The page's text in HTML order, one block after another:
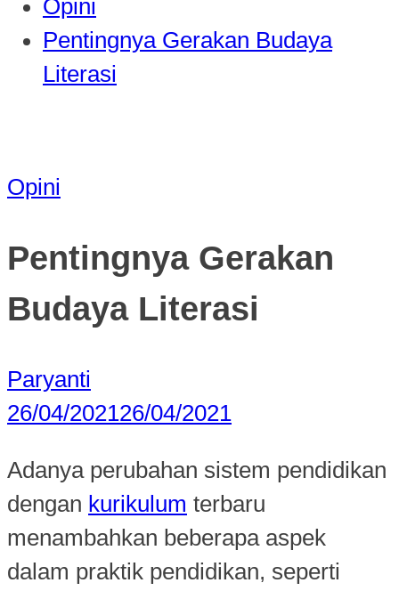
Opini
Pentingnya Gerakan Budaya
Literasi
Opini
Pentingnya Gerakan
Budaya Literasi
Paryanti
26/04/202126/04/2021
Adanya perubahan sistem pendidikan
dengan kurikulum terbaru
menambahkan beberapa aspek
dalam praktik pendidikan, seperti